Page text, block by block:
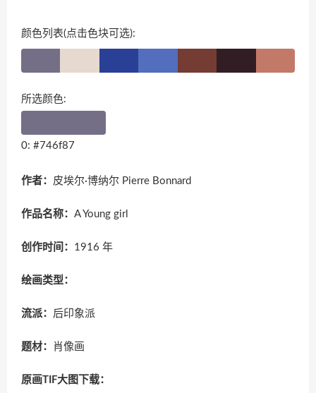
颜色列表(点击色块可选):
所选颜色:
0: #746f87
作者： 皮埃尔·博纳尔 Pierre Bonnard
作品名称： A Young girl
创作时间： 1916 年
绘画类型：
流派： 后印象派
题材： 肖像画
原画TIF大图下载：